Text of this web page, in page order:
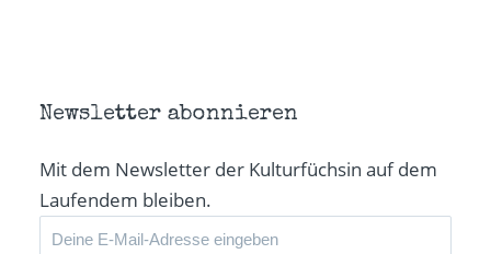
in
neuem
Newsletter abonnieren
Mit dem Newsletter der Kulturfüchsin auf dem
Laufendem bleiben.